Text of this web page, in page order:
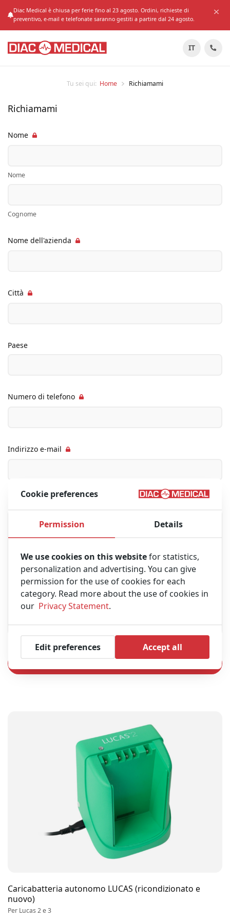
Diac Medical è chiusa per ferie fino al 23 agosto. Ordini, richieste di
preventivo, e-mail e telefonate saranno gestiti a partire dal 24 agosto.
IT
Tu sei qui: Home Richiamami
Richiamami
Nome
Nome
Cognome
Nome dell'azienda
Città
Paese
Numero di telefono
Indirizzo e-mail
Caricabatteria autonomo LUCAS (ricondizionato e
nuovo)
Per Lucas 2 e 3
Cookie preferences
Permission Details
We use cookies on this websitefor statistics,
personalization and advertising. You can give
permission for the use of cookies for each
category. Read more about the use of cookies in
our Privacy Statement.
Edit preferences Accept all